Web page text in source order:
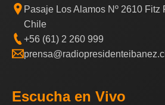
Pasaje Los Alamos Nº 2610 Fitz
Chile
+56 (61) 2 260 999
prensa@radiopresidenteibanez.cl
Escucha en Vivo